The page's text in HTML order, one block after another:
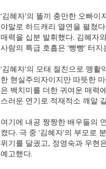
‘김혜자’의 똘끼 충만한 오빠
야말로 하드캐리 열연을 펼쳤
매력을 십분 발휘했다. 김혜자
사람의 특급 호흡은 ‘빵빵’ 터
‘김혜자’의 모태 절친으로 맹
한 현실주의자이지만 따뜻한
은 백치미를 더한 귀여운 매력
스러운 연기로 적재적소 깨알
여기에 내공 짱짱한 배우들의
켰다. 극 중 ‘김혜자’의 부모로
위기를 달궜고, 정영숙과 우현
예고했다.